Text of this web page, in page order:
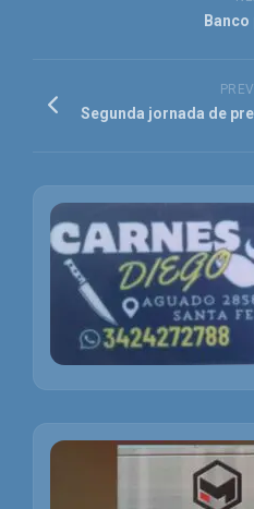
Segunda jornada de